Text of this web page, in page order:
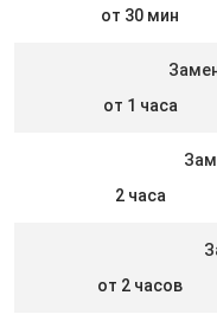
от 30 мин
от 1 часа
2 часа
от 2 часов